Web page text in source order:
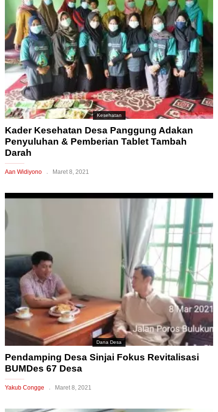
Kesehatan
Kader Kesehatan Desa Panggung Adakan
Penyuluhan & Pemberian Tablet Tambah
Darah
Aan Widiyono Maret 8, 2021
Dana Desa
Pendamping Desa Sinjai Fokus Revitalisasi
BUMDes 67 Desa
Yakub Congge Maret 8, 2021